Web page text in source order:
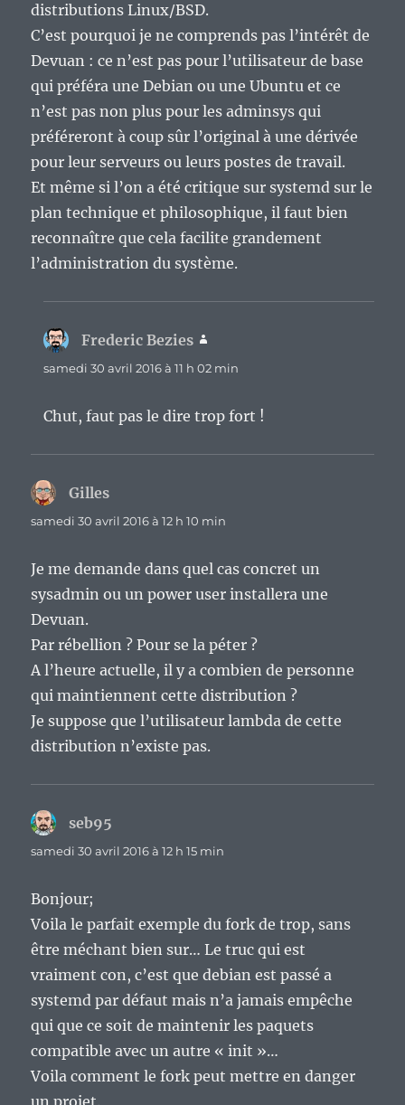
distributions Linux/BSD.
C’est pourquoi je ne comprends pas l’intérêt de
Devuan : ce n’est pas pour l’utilisateur de base
qui préféra une Debian ou une Ubuntu et ce
n’est pas non plus pour les adminsys qui
préféreront à coup sûr l’original à une dérivée
pour leur serveurs ou leurs postes de travail.
Et même si l’on a été critique sur systemd sur le
plan technique et philosophique, il faut bien
reconnaître que cela facilite grandement
l’administration du système.
Frederic Bezies
samedi 30 avril 2016 à 11 h 02 min
Chut, faut pas le dire trop fort !
Gilles
samedi 30 avril 2016 à 12 h 10 min
Je me demande dans quel cas concret un
sysadmin ou un power user installera une
Devuan.
Par rébellion ? Pour se la péter ?
A l’heure actuelle, il y a combien de personne
qui maintiennent cette distribution ?
Je suppose que l’utilisateur lambda de cette
distribution n’existe pas.
seb95
samedi 30 avril 2016 à 12 h 15 min
Bonjour;
Voila le parfait exemple du fork de trop, sans
être méchant bien sur… Le truc qui est
vraiment con, c’est que debian est passé a
systemd par défaut mais n’a jamais empêche
qui que ce soit de maintenir les paquets
compatible avec un autre « init »…
Voila comment le fork peut mettre en danger